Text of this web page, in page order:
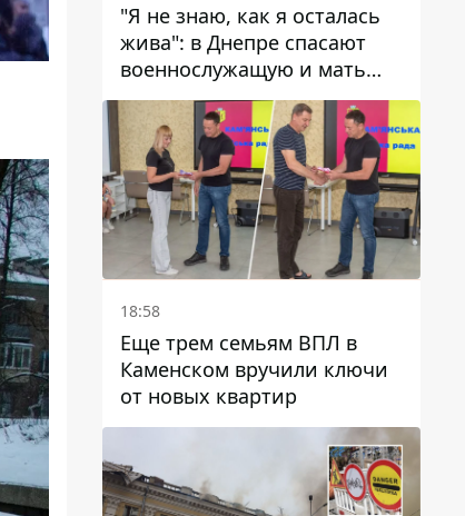
"Я не знаю, как я осталась
жива": в Днепре спасают
военнослужащую и мать
четверых детей, которую
ранил КАБ
18:58
Еще трем семьям ВПЛ в
Каменском вручили ключи
от новых квартир